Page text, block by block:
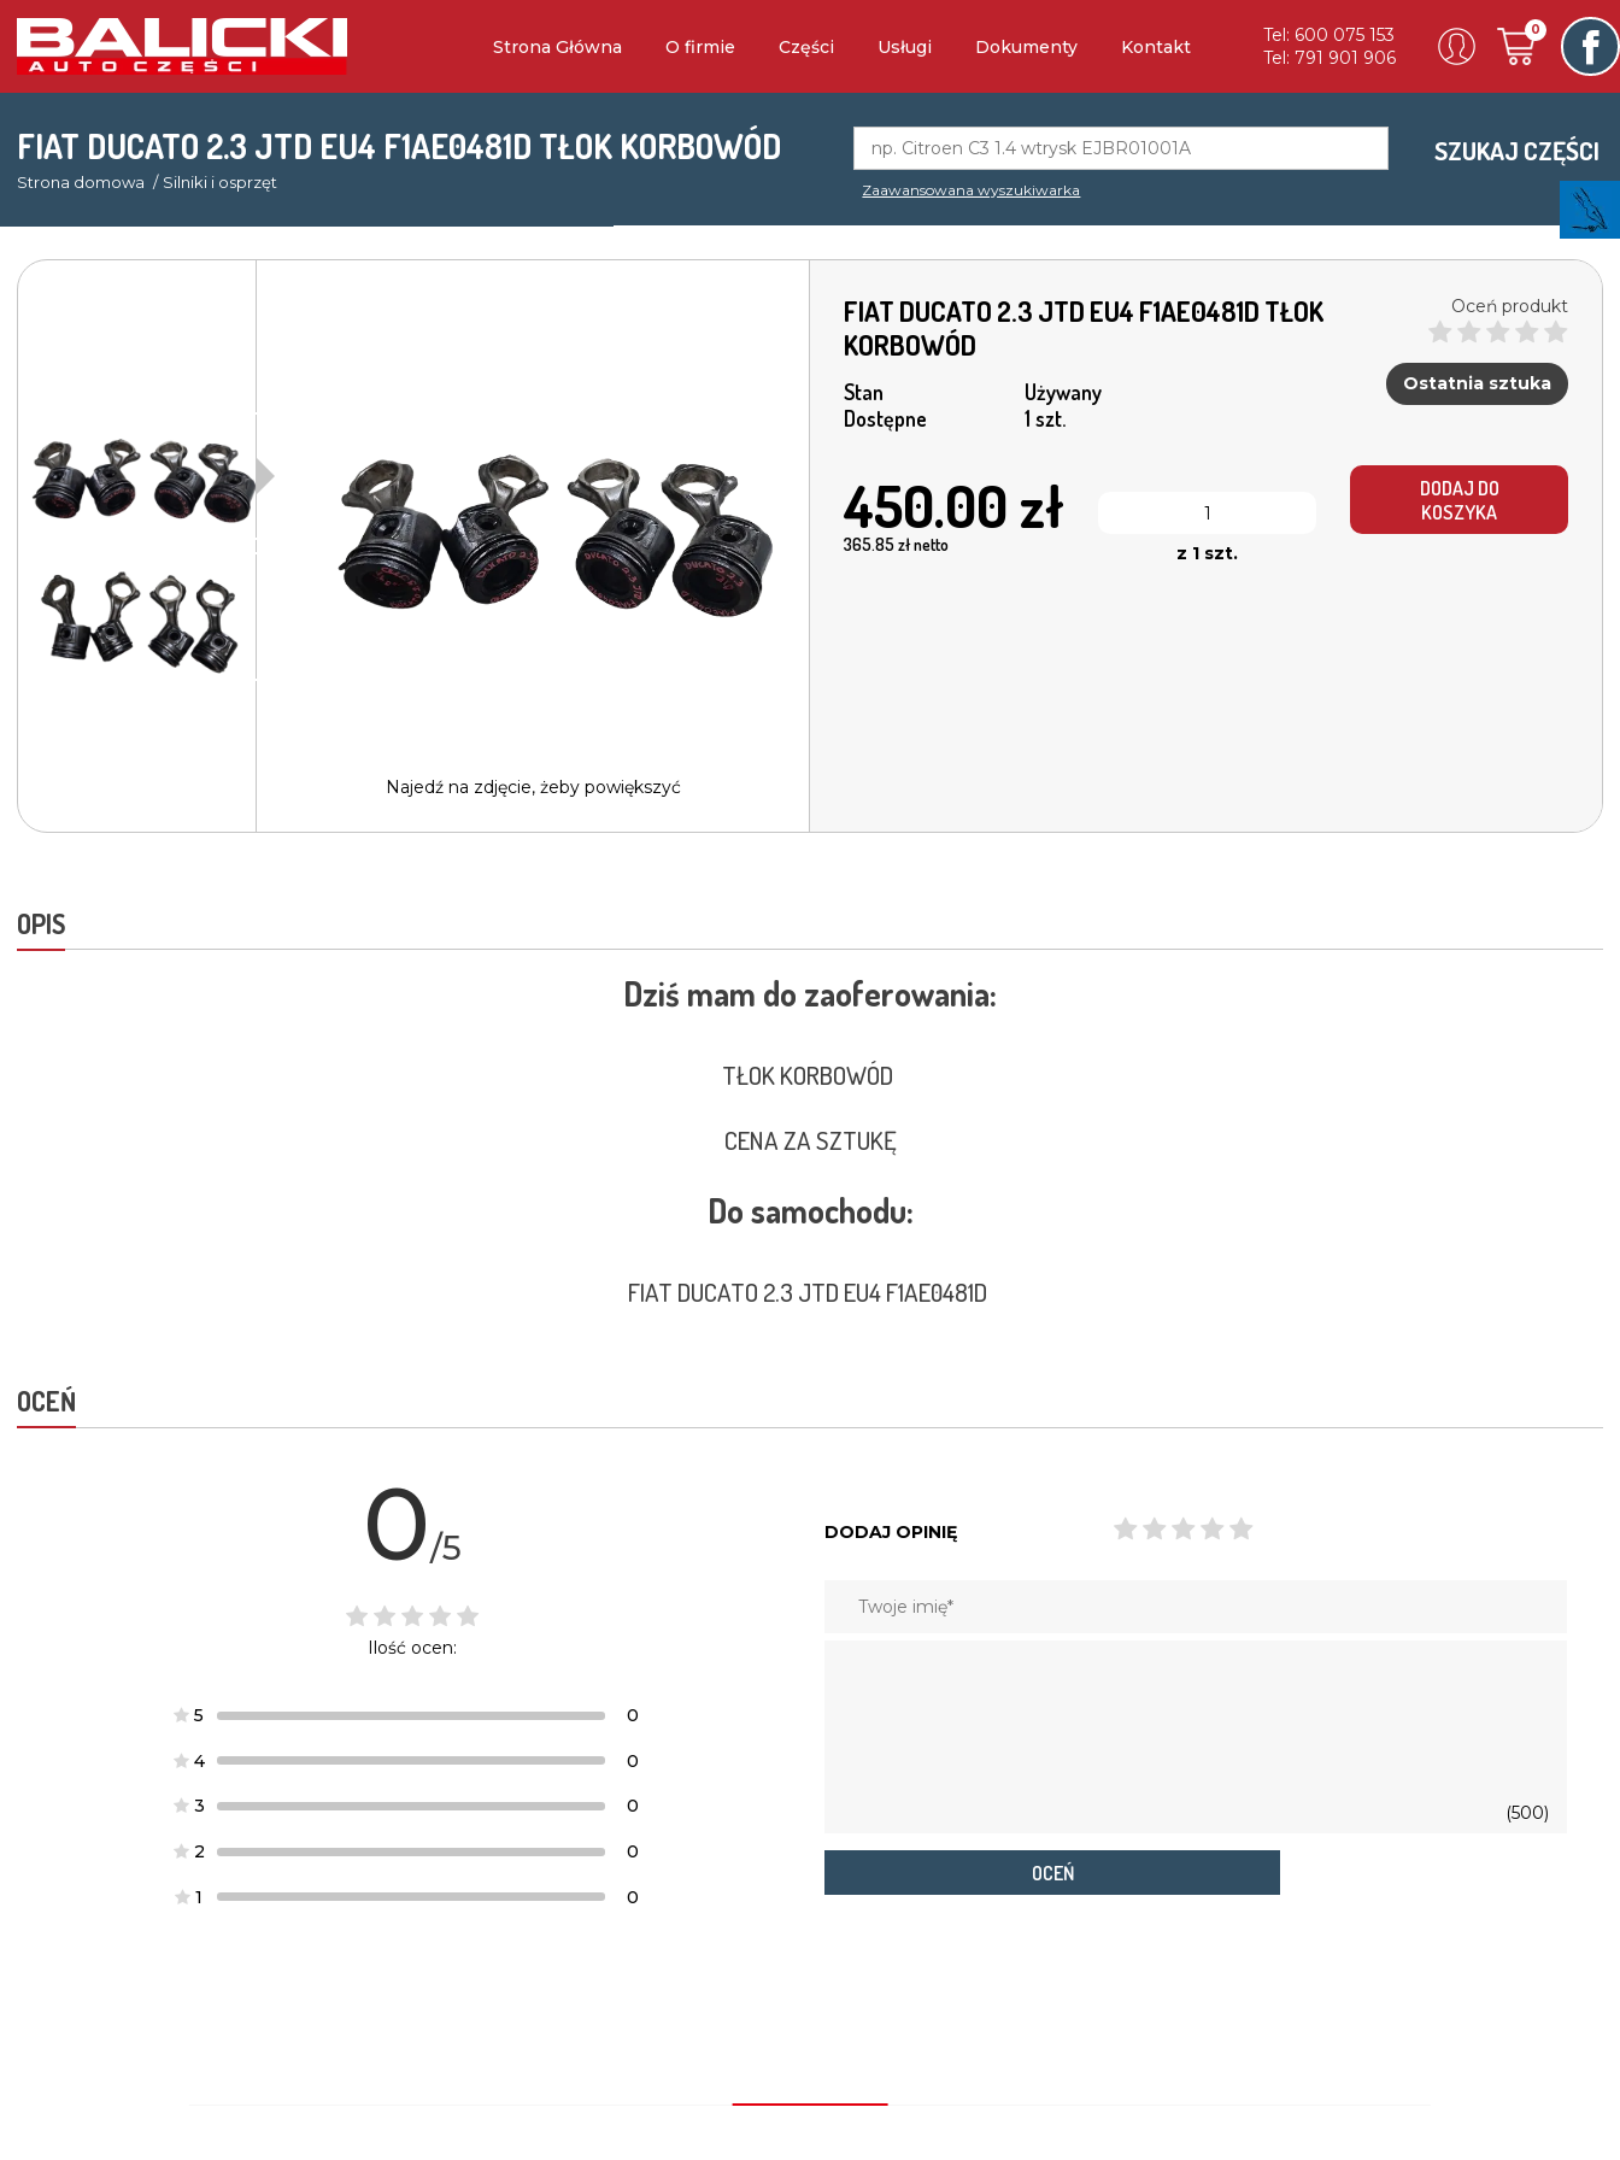
Strona Główna O firmie Części Usługi Dokumenty Kontakt
Tel: 600 075 153
Tel: 791 901 906
0
FIAT DUCATO 2.3 JTD EU4 F1AE0481D TŁOK KORBOWÓD
Strona domowa Silniki i osprzęt Zaawansowana wyszukiwarka
SZUKAJ CZĘŚCI
Najedź na zdjęcie, żeby powiększyć
FIAT DUCATO 2.3 JTD EU4 F1AE0481D TŁOK
KORBOWÓD
Stan
Używany
Dostępne
1 szt.
Oceń produkt
Ostatnia sztuka
450.00 zł
365.85zł netto z 1 szt.
DODAJ DO
KOSZYKA
OPIS
Dziś mam do zaoferowania:
TŁOK KORBOWÓD
CENA ZA SZTUKĘ
Do samochodu:
FIAT DUCATO 2.3 JTD EU4 F1AE0481D
OCEŃ
0/5
Ilość ocen:
5 0
4 0
3 0
2 0
1 0
DODAJ OPINIĘ
(500)
OCEŃ